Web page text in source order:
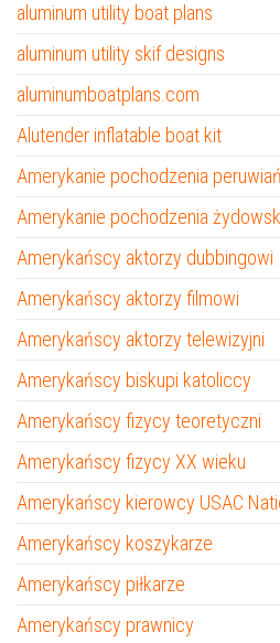
aluminum utility boat plans
aluminum utility skif designs
aluminumboatplans.com
Alutender inflatable boat kit
Amerykanie pochodzenia
Amerykanie pochodzenia
Amerykańscy aktorzy dubbingowi
Amerykańscy aktorzy filmowi
Amerykańscy aktorzy telewizyjni
Amerykańscy biskupi katoliccy
Amerykańscy fizycy teoretyczni
Amerykańscy fizycy XX wieku
Amerykańscy kierowcy USAC
Amerykańscy koszykarze
Amerykańscy piłkarze
Amerykańscy prawnicy